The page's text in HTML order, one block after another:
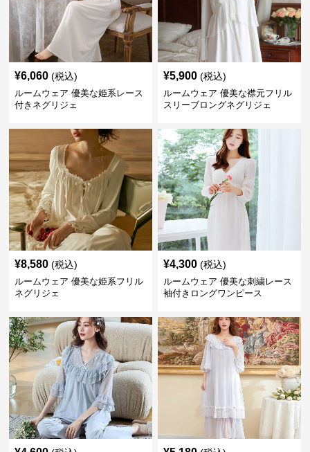
¥6,060 (税込)
ルームウェア 優美な姫系レース
付きネグリジェ
¥5,900 (税込)
ルームウェア 優美な襟元フリル
スリーブロングネグリジェ
¥8,580 (税込)
ルームウェア 優美な姫系フリル
ネグリジェ
¥4,300 (税込)
ルームウェア 優美な刺繍レース
袖付きロングワンピース